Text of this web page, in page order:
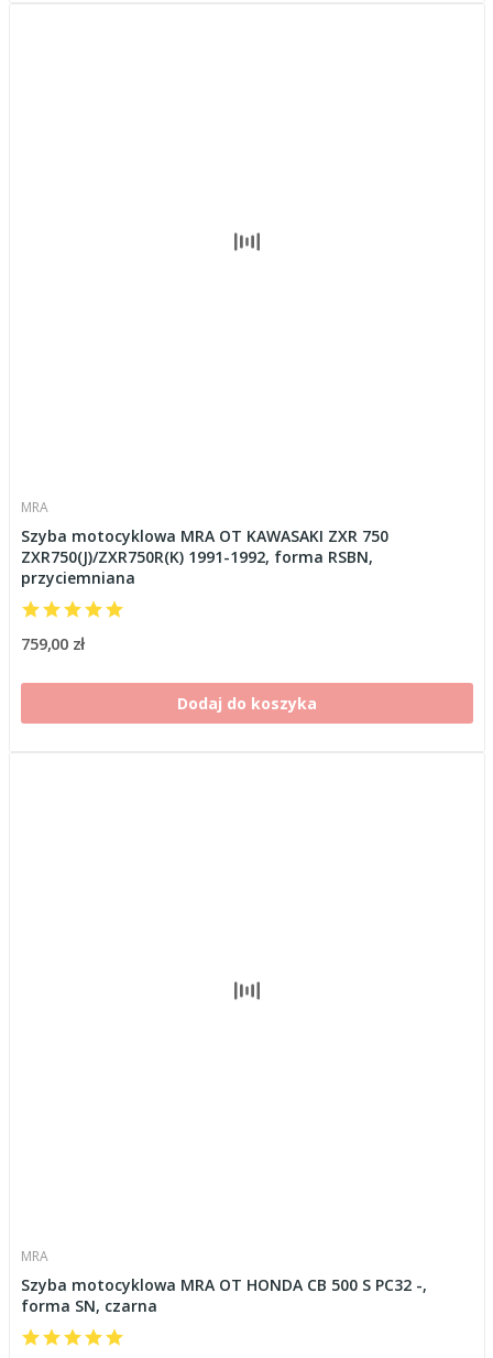
MRA
Szyba motocyklowa MRA OT KAWASAKI ZXR 750
ZXR750(J)/ZXR750R(K) 1991-1992, forma RSBN,
przyciemniana
759,00 zł
Dodaj do koszyka
MRA
Szyba motocyklowa MRA OT HONDA CB 500 S PC32 -,
forma SN, czarna